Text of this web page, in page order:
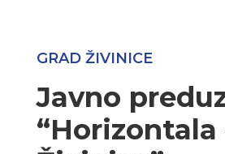
GRAD ŽIVINICE
Javno
“Horizontala